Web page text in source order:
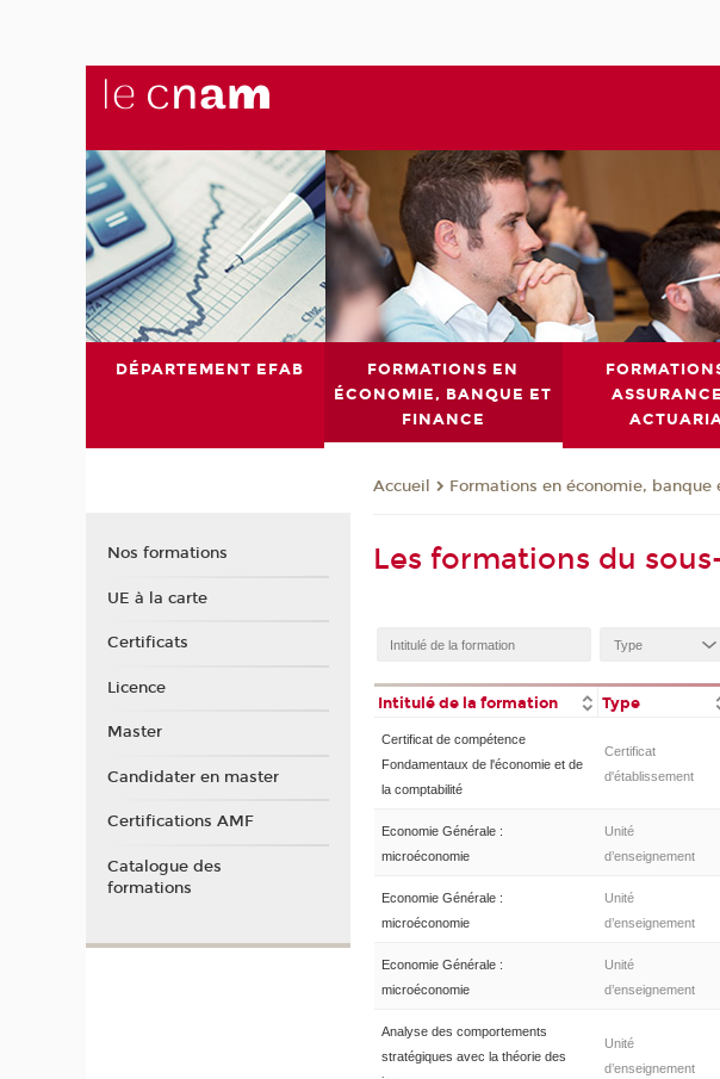
DÉPARTEMENT EFAB
FORMATIONS EN
ÉCONOMIE, BANQUE ET
FINANCE
Accueil Formations en économie, banque
Les formations du
Intitulé de la formation Type
Certificat de compétence
Fondamentaux de l'économie et de
la comptabilité
Certificat
d'établissement
Economie Générale :
microéconomie
Unité
d’enseignement
Economie Générale :
microéconomie
Unité
d’enseignement
Economie Générale :
microéconomie
Unité
d’enseignement
Analyse des comportements
stratégiques avec la théorie des
Unité
d’enseignement
Nos formations
UE à la carte
Certificats
Licence
Master
Candidater en master
Certifications AMF
Catalogue des
formations